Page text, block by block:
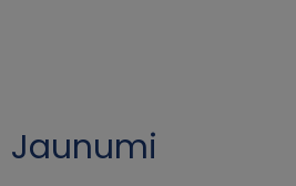
Jaunumi